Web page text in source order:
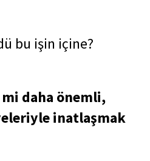
bu işin içine?
daha önemli,
inatlaşmak